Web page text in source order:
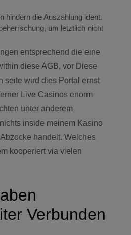
hindern die Auszahlung ident.
um letztlich nicht
entsprechend die eine
diese AGB, vor Diese
seite wird dies Portal ernst
Live Casinos enorm
unter anderem
inside meinem Kasino
handelt. Welches
kooperiert via vielen
Verbunden